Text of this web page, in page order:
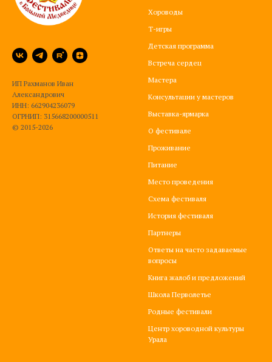
ИП Рахманов Иван
Александрович
ИНН: 662904236079
ОГРНИП: 315668200000511
© 2015-2026
Хороводы
Т-игры
Детская программа
Встреча сердец
Мастера
Консультации у мастеров
Выставка-ярмарка
О фестивале
Проживание
Питание
Место проведения
Схема фестиваля
История фестиваля
Партнеры
Ответы на часто задаваемые
вопросы
Книга жалоб и предложений
Школа Перволетье
Родные фестивали
Центр хороводной культуры
Урала